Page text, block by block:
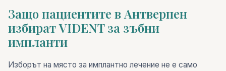
Защо пациентите в Антверпен
избират VIDENT за зъбни
импланти
Изборът на място за имплантно лечение не е само